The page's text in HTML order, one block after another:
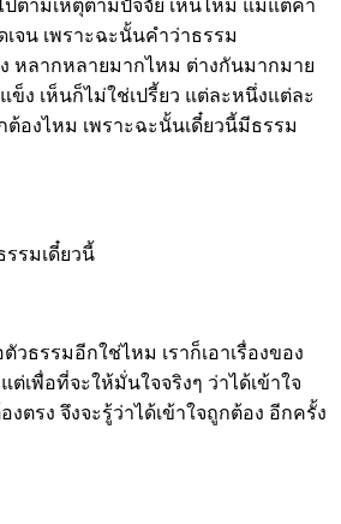
ปตามเหตุตามปัจจัย เห็นไหม แม้แต่คำ
เจน เพราะฉะนั้นคำว่าธรรม
หลากหลายมากไหม ต่างกันมากมาย
ข็ง เห็นก็ไม่ใช่เปรี้ยว แต่ละหนึ่งแต่ละ
องไหม เพราะฉะนั้นเดี๋ยวนี้มีธรรม
รรมเดี๋ยวนี้
ตัวธรรมอีกใช่ไหม เราก็เอาเรื่องของ
เพื่อที่จะให้มั่นใจจริงๆ ว่าได้เข้าใจ
ตรง จึงจะรู้ว่าได้เข้าใจถูกต้อง อีกครั้ง